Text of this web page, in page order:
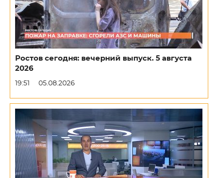
Ростов сегодня: вечерний выпуск. 5 августа
2026
19:51 05.08.2026